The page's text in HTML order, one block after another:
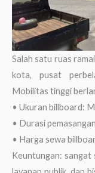
Salah satu ruas
kota, pusat
Mobilitas tinggi
• Ukuran billboard:
• Durasi
• Harga sewa
Keuntungan: sangat